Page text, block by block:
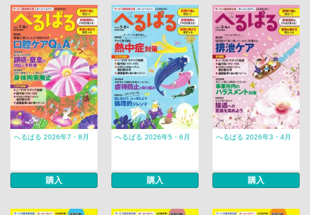
へるぱる 2026年7・8月
購入
へるぱる 2026年5・6月
購入
へるぱる 2026年3・4月
購入